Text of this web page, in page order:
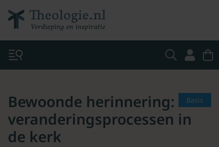
Basis
Bewoonde herinnering:
veranderingsprocessen in
de kerk